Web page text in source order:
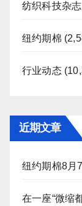
纺织科技杂志
纽约期棉
行业动态
近期文章
纽约期棉8月
在一座“微缩